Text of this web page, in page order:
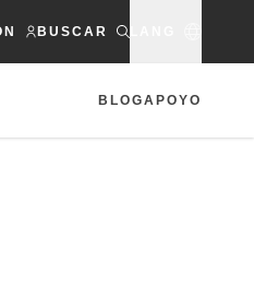
BUSCAR
BLOGAPOYO